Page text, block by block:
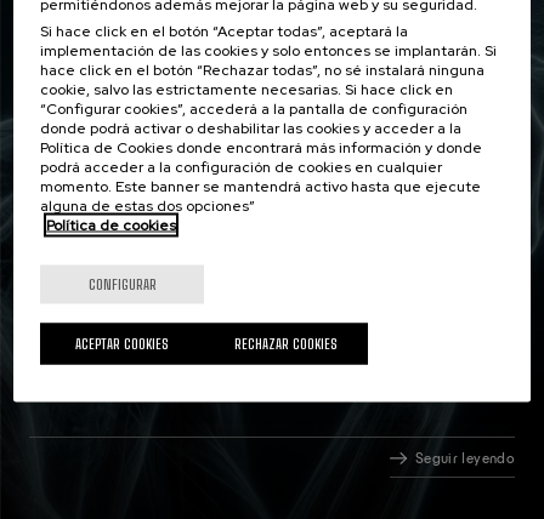
Estudiantes de la EHU acercan a la
ciudadanía los últimos avances sobre el
Seguir leyendo
permitiéndonos además mejorar la página web y su seguridad.
Si hace click en el botón “Aceptar todas”, aceptará la
implementación de las cookies y solo entonces se implantarán. Si
hace click en el botón “Rechazar todas”, no sé instalará ninguna
cookie, salvo las estrictamente necesarias. Si hace click en
“Configurar cookies”, accederá a la pantalla de configuración
donde podrá activar o deshabilitar las cookies y acceder a la
Política de Cookies donde encontrará más información y donde
podrá acceder a la configuración de cookies en cualquier
momento. Este banner se mantendrá activo hasta que ejecute
alguna de estas dos opciones”
Política de cookies
CONFIGURAR
RECHAZAR COOKIES
ACEPTAR COOKIES